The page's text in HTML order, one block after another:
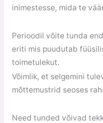
inimestesse, mida te
Perioodil võite tunda
eriti mis puudutab
toimetulekut.
Võimlik, et selgemini
mõttemustrid seoses
Need tunded võivad